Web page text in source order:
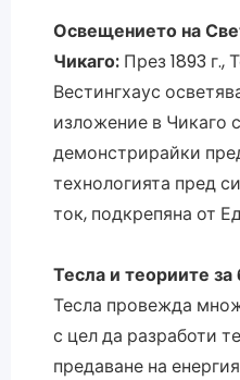
Освещението на
Чикаго:През 1893 г.,
Вестингхаус
изложение в Чикаго
демонстрирайки
технологията пред
ток, подкрепяна от
Тесла и теориите
Тесла провежда
с цел да разработи
предаване на